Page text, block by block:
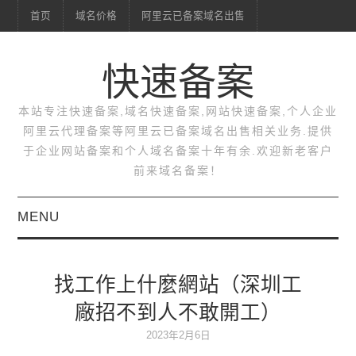
首页 域名价格 阿里云已备案域名出售
快速备案
本站专注快速备案,域名快速备案,网站快速备案,个人企业
阿里云代理备案等阿里云已备案域名出售相关业务.提供
于企业网站备案和个人域名备案十年有余.欢迎新老客户
前来域名备案！
MENU
域名价格
阿里云已备案域名出售
找工作上什麼網站（深圳工
廠招不到人不敢開工）
2023年2月6日